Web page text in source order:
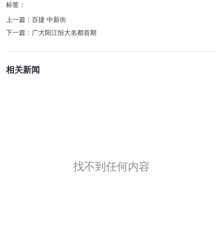
标签：
上一篇： 百捷 中新街
下一篇： 广大阳江恒大名都首期
相关新闻
找不到任何内容